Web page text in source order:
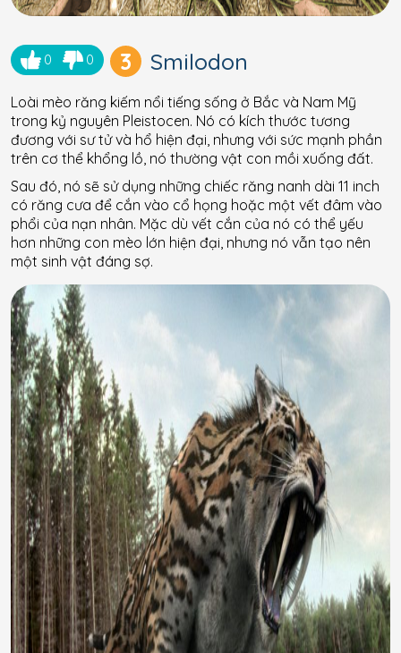
0 0 3 Smilodon
Loài mèo răng kiếm nổi tiếng sống ở Bắc và Nam Mỹ
trong kỷ nguyên Pleistocen. Nó có kích thước tương
đương với sư tử và hổ hiện đại, nhưng với sức mạnh phần
trên cơ thể khổng lồ, nó thường vật con mồi xuống đất.
Sau đó, nó sẽ sử dụng những chiếc răng nanh dài 11 inch
có răng cưa để cắn vào cổ họng hoặc một vết đâm vào
phổi của nạn nhân. Mặc dù vết cắn của nó có thể yếu
hơn những con mèo lớn hiện đại, nhưng nó vẫn tạo nên
một sinh vật đáng sợ.